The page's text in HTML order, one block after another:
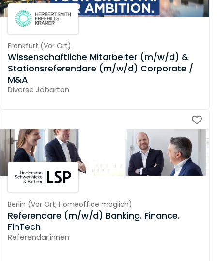
Frankfurt (Vor Ort)
Wissenschaftliche Mitarbeiter (m/w/d) &
Stationsreferendare (m/w/d) Corporate /
M&A
Diverse Jobarten
Berlin (Vor Ort, Homeoffice möglich)
Referendare (m/w/d) Banking. Finance.
FinTech
Referendar:innen